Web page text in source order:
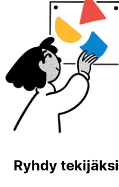
Ryhdy tekijäksi